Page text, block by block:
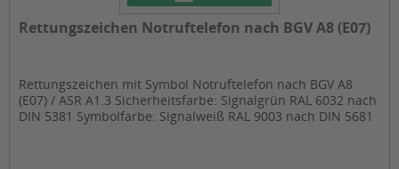
Rettungszeichen Notruftelefon nach BGV A8 (E07)
Rettungszeichen mit Symbol Notruftelefon nach BGV A8
(E07) / ASR A1.3 Sicherheitsfarbe: Signalgrün RAL 6032 nach
DIN 5381 Symbolfarbe: Signalweiß RAL 9003 nach DIN 5681